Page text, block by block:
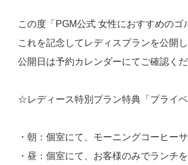
この度「PGM公式 女性におすすめのゴ
これを記念してレディスプランを公開
公開日は予約カレンダーにてご確認くだ
☆レディース特別プラン特典「プライ
・朝：個室にて、モーニングコーヒー
・昼：個室にて、お客様のみでランチ